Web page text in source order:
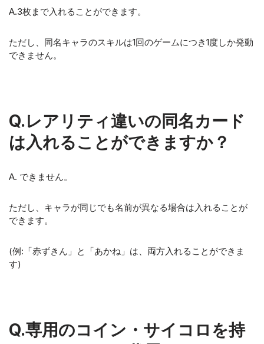
A.3枚まで入れることができます。
ただし、同名キャラのスキルは1回のゲームにつき1度しか発動
できません。
Q.レアリティ違いの同名カード
は入れることができますか？
A. できません。
ただし、キャラが同じでも名前が異なる場合は入れることが
できます。
(例:「赤ずきん」と「あかね」は、両方入れることができま
す)
Q.専用のコイン・サイコロを持